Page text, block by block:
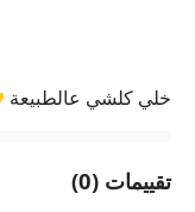
خلي كلشي
تقييمات (0)